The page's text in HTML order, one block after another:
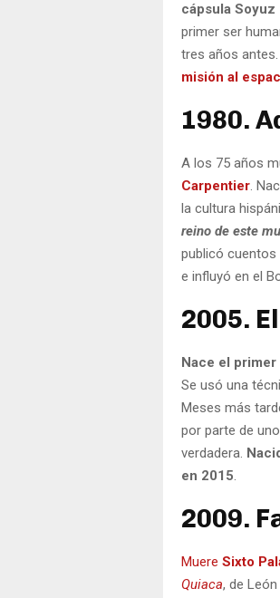
cápsula Soyuz
primer ser
tres años antes.
misión al
1980.
A los 75 años
Carpentier.
la cultura
reino de este
publicó cuentos
e influyó en el
2005.
Nace el
Se usó una
Meses más
por parte de
verdadera.
en 2015.
2009.
Muere Sixto
Quiaca, de León